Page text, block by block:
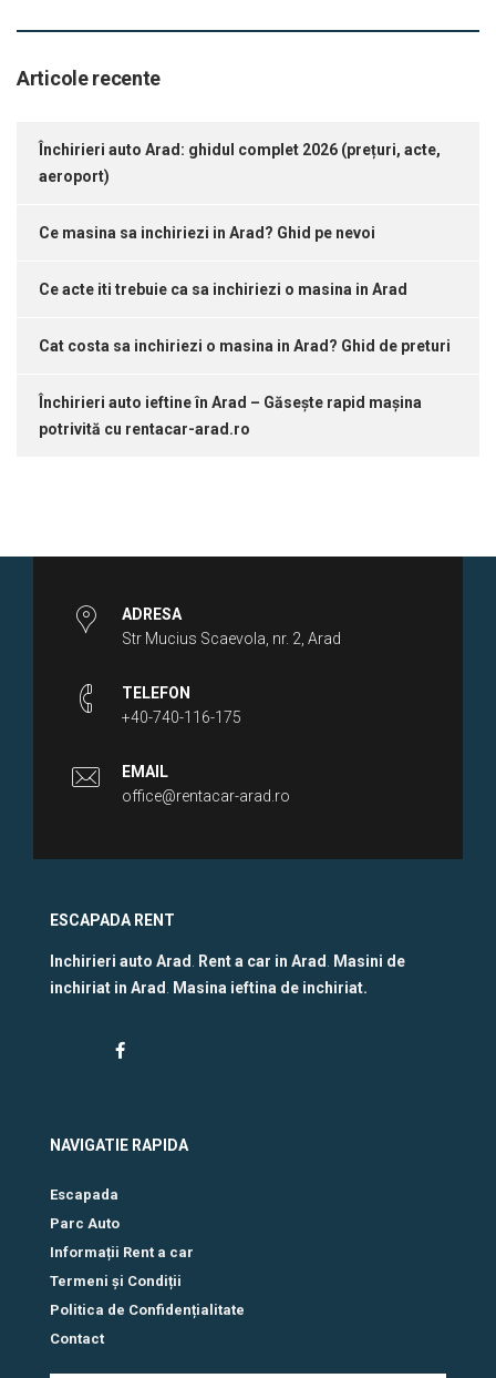
Articole recente
Închirieri auto Arad: ghidul complet 2026 (prețuri, acte,
aeroport)
Ce masina sa inchiriezi in Arad? Ghid pe nevoi
Ce acte iti trebuie ca sa inchiriezi o masina in Arad
Cat costa sa inchiriezi o masina in Arad? Ghid de preturi
Închirieri auto ieftine în Arad – Găsește rapid mașina
potrivită cu rentacar-arad.ro
ADRESA
Str Mucius Scaevola, nr. 2, Arad
TELEFON
+40-740-116-175
EMAIL
office@rentacar-arad.ro
ESCAPADA RENT
Inchirieri auto Arad Rent a car in Arad
Masini de
inchiriat in Arad
Masina ieftina de inchiriat.
NAVIGATIE RAPIDA
Escapada
Parc Auto
Informații Rent a car
Termeni și Condiții
Politica de Confidențialitate
Contact